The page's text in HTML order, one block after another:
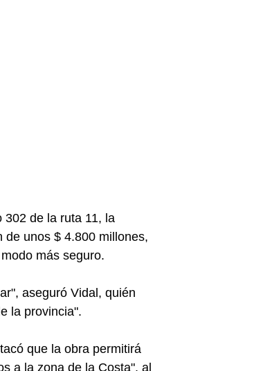
302 de la ruta 11, la
de unos $ 4.800 millones,
más seguro.
aseguró Vidal, quién
la provincia".
que la obra permitirá
a la zona de la Costa", al